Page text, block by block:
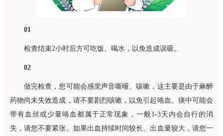
01
检查结束2小时后方可吃饭、喝水，以免造成误吸。
02
做完检查，您可能会感觉声音嘶哑、咳嗽，这主要是由于麻醉
药物尚未失效造成，请不要剧烈咳嗽，以免引起咯血。痰中可能会
带有血丝或少量咯血都属于正常现象，一般1-3天内会自行的消
失，请您不要紧张。如果出血持续时间较长、出血量较大，请您一